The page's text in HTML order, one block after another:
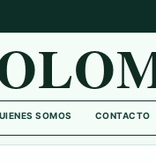
SOMOS CONTACTO